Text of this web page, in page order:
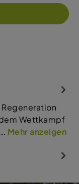
Regeneration
Wettkampf
Mehr anzeigen